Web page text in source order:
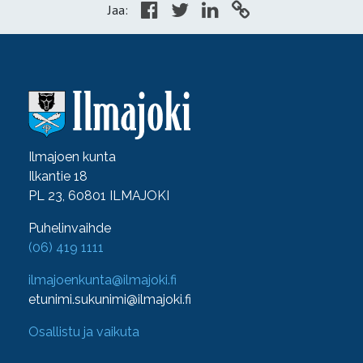
Jaa:
Ilmajoen kunta
Ilkantie 18
PL 23, 60801 ILMAJOKI
Puhelinvaihde
(06) 419 1111
ilmajoenkunta@ilmajoki.fi
etunimi.sukunimi@ilmajoki.fi
Osallistu ja vaikuta